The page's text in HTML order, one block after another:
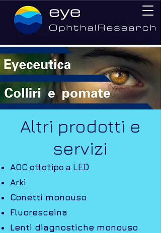
Altri prodotti e
servizi
AOC ottotipo a LED
Arki
Conetti monouso
Fluoresceina
Lenti diagnostiche monouso